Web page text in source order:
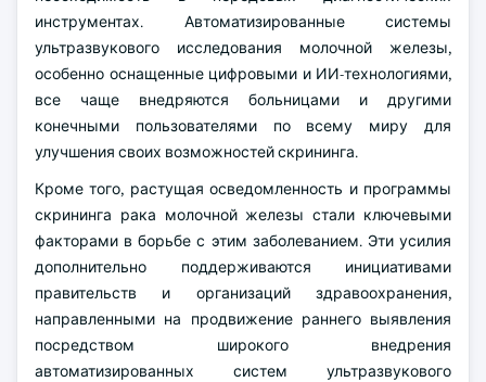
инструментах. Автоматизированные системы
ультразвукового исследования молочной железы,
особенно оснащенные цифровыми и ИИ-технологиями,
все чаще внедряются больницами и другими
конечными пользователями по всему миру для
улучшения своих возможностей скрининга.
Кроме того, растущая осведомленность и программы
скрининга рака молочной железы стали ключевыми
факторами в борьбе с этим заболеванием. Эти усилия
дополнительно поддерживаются инициативами
правительств и организаций здравоохранения,
направленными на продвижение раннего выявления
посредством широкого внедрения
автоматизированных систем ультразвукового